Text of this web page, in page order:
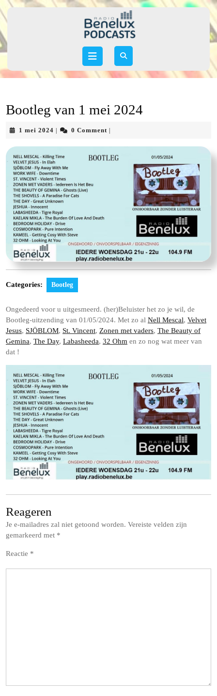
Skip
to
Open
Bootleg van 1 mei 2024
1 mei 2024 1
2024
0 Comment
Categories: Bootleg
Ongedeerd voor u uitgesmeerd. (her)Beluister het zo je wil, de
Bootleg-uitzending van 01/05/2024. Met zo al Nell Mescal, Velvet
Jesus, SJÖBLOM, St. Vincent, Zonen met vaders, The Beauty of
Gemina, The Day, Labasheeda, 32 Ohm en zo nog wat meer van
dat !
Reageren
Je e-mailadres zal niet getoond worden. Vereiste velden zijn
gemarkeerd met *
Reactie *